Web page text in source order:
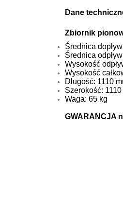
Dane
Zbiornik
Średnica
Średnica
Wysokość
Wysokość
Długość: 1110
Szerokość: 1110
Waga: 65 kg
GWARANCJA